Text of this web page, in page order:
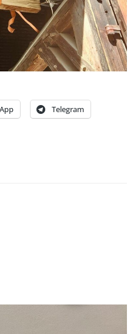
Telegram